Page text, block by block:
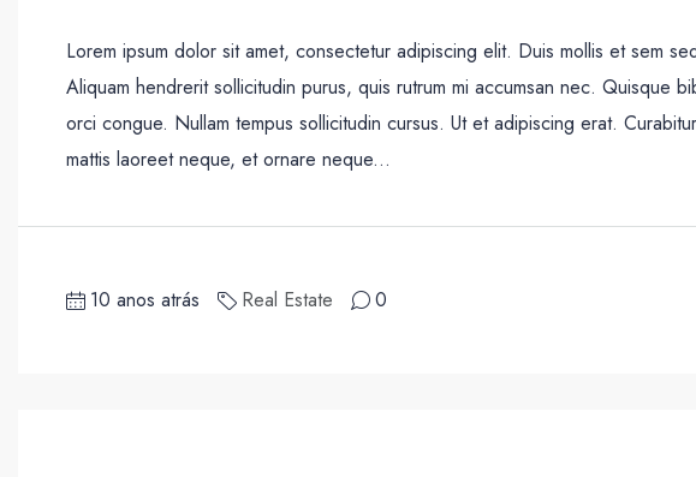
Lorem ipsum dolor sit amet, consectetur adipiscing elit. Duis mollis et sem
Aliquam hendrerit sollicitudin purus, quis rutrum mi accumsan nec. Quisque
orci congue. Nullam tempus sollicitudin cursus. Ut et adipiscing erat.
mattis laoreet neque, et ornare neque...
10 anos atrás Real Estate 0